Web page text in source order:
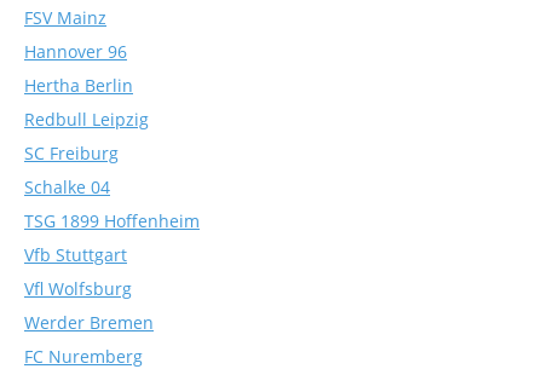
FSV Mainz
Hannover 96
Hertha Berlin
Redbull Leipzig
SC Freiburg
Schalke 04
TSG 1899 Hoffenheim
Vfb Stuttgart
Vfl Wolfsburg
Werder Bremen
FC Nuremberg